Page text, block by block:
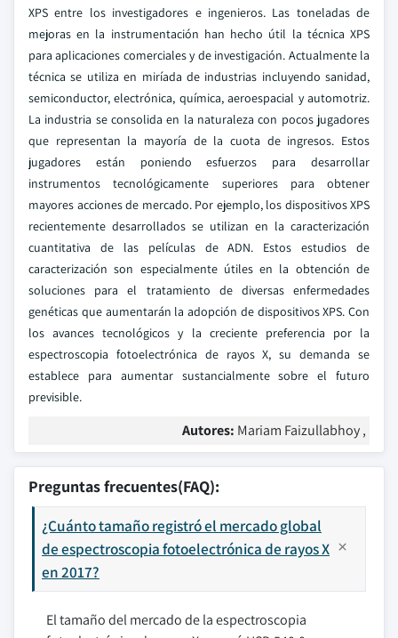
XPS entre los investigadores e ingenieros. Las toneladas de
mejoras en la instrumentación han hecho útil la técnica XPS
para aplicaciones comerciales y de investigación. Actualmente la
técnica se utiliza en miríada de industrias incluyendo sanidad,
semiconductor, electrónica, química, aeroespacial y automotriz.
La industria se consolida en la naturaleza con pocos jugadores
que representan la mayoría de la cuota de ingresos. Estos
jugadores están poniendo esfuerzos para desarrollar
instrumentos tecnológicamente superiores para obtener
mayores acciones de mercado. Por ejemplo, los dispositivos XPS
recientemente desarrollados se utilizan en la caracterización
cuantitativa de las películas de ADN. Estos estudios de
caracterización son especialmente útiles en la obtención de
soluciones para el tratamiento de diversas enfermedades
genéticas que aumentarán la adopción de dispositivos XPS. Con
los avances tecnológicos y la creciente preferencia por la
espectroscopia fotoelectrónica de rayos X, su demanda se
establece para aumentar sustancialmente sobre el futuro
previsible.
Autores: Mariam Faizullabhoy ,
Preguntas frecuentes(FAQ):
¿Cuánto tamaño registró el mercado global
de espectroscopia fotoelectrónica de rayos X
en 2017?
El tamaño del mercado de la espectroscopia